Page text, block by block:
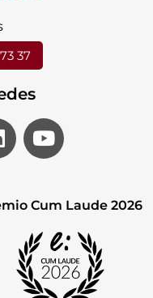
37
Cum Laude 2026